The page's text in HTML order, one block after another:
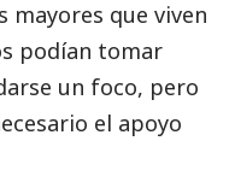
mayores que viven
podían tomar
un foco, pero
el apoyo